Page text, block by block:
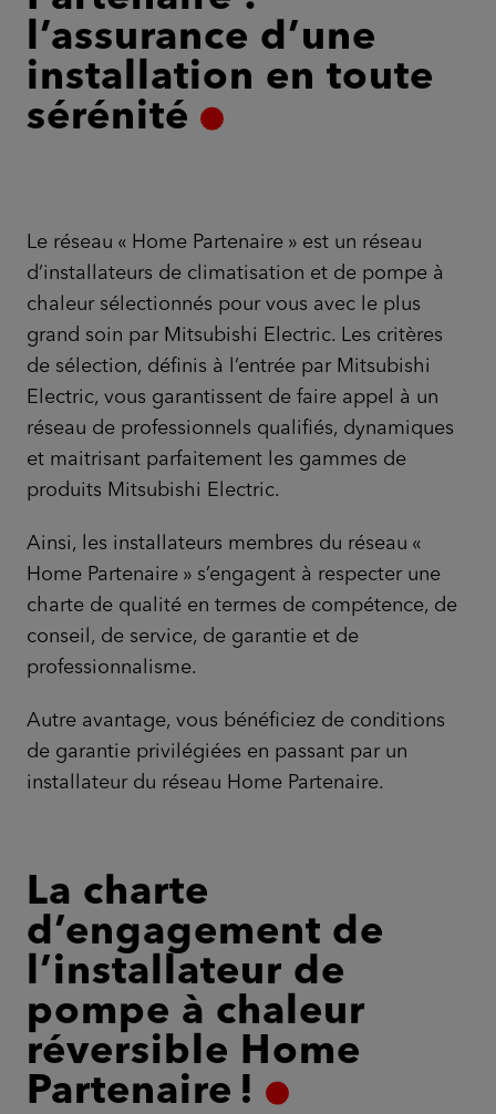
l’assurance d’une
installation en toute
sérénité
Le réseau « Home Partenaire » est un réseau
d’installateurs de climatisation et de pompe à
chaleur sélectionnés pour vous avec le plus
grand soin par Mitsubishi Electric. Les critères
de sélection, définis à l’entrée par Mitsubishi
Electric, vous garantissent de faire appel à un
réseau de professionnels qualifiés, dynamiques
et maitrisant parfaitement les gammes de
produits Mitsubishi Electric.
Ainsi, les installateurs membres du réseau «
Home Partenaire » s’engagent à respecter une
charte de qualité en termes de compétence, de
conseil, de service, de garantie et de
professionnalisme.
Autre avantage, vous bénéficiez de conditions
de garantie privilégiées en passant par un
installateur du réseau Home Partenaire.
La charte
d’engagement de
l’installateur de
pompe à chaleur
réversible Home
Partenaire !